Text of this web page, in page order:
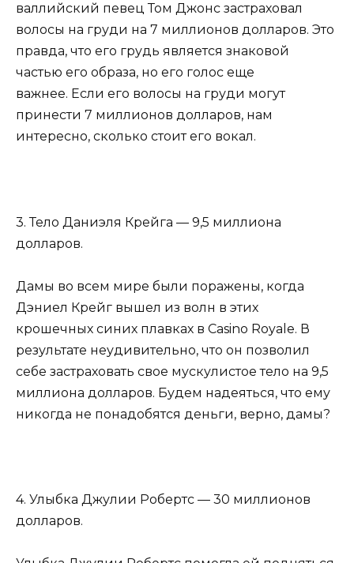
валлийский певец Том Джонс застраховал
волосы на груди на 7 миллионов долларов. Это
правда, что его грудь является знаковой
частью его образа, но его голос еще
важнее. Если его волосы на груди могут
принести 7 миллионов долларов, нам
интересно, сколько стоит его вокал.
3. Тело Даниэля Крейга — 9,5 миллиона
долларов.
Дамы во всем мире были поражены, когда
Дэниел Крейг вышел из волн в этих
крошечных синих плавках в Casino Royale. В
результате неудивительно, что он позволил
себе застраховать свое мускулистое тело на 9,5
миллиона долларов. Будем надеяться, что ему
никогда не понадобятся деньги, верно, дамы?
4. Улыбка Джулии Робертс — 30 миллионов
долларов.